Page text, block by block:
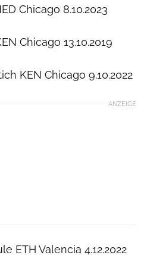
Chicago 8.10.2023
Chicago 13.10.2019
KEN Chicago 9.10.2022
ANZEIGE
ETH Valencia 4.12.2022